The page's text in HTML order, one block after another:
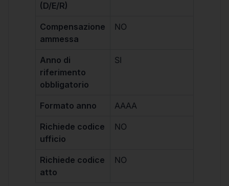
(D/E/R)
Compensazione
ammessa
NO
Anno di
riferimento
obbligatorio
SI
Formato anno AAAA
Richiede codice
ufficio
NO
Richiede codice
atto
NO